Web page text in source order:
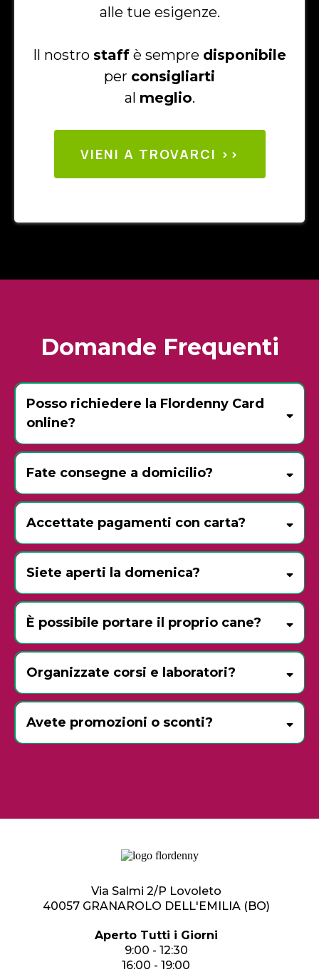
alle tue esigenze.
Il nostro staff è sempre disponibile
per consigliarti
al meglio.
VIENI A TROVARCI >>
Domande Frequenti
Posso richiedere la Flordenny Card
online?
Fate consegne a domicilio?
Accettate pagamenti con carta?
Siete aperti la domenica?
tutte le domeniche dell’anno
Pasqua 15 agosto 25 e 26
dicembre
È possibile portare il proprio cane?
I nostri amici a quattro zampe sono i
benvenuti
al
guinzaglio
raccogliere eventuali bisogni
Organizzate corsi e laboratori?
Eventi
corsi workshop
laboratori
Avete promozioni o sconti?
Via Salmi 2/P Lovoleto
40057 GRANAROLO DELL'EMILIA (BO)
Aperto Tutti i Giorni
9:00 - 12:30
16:00 - 19:00